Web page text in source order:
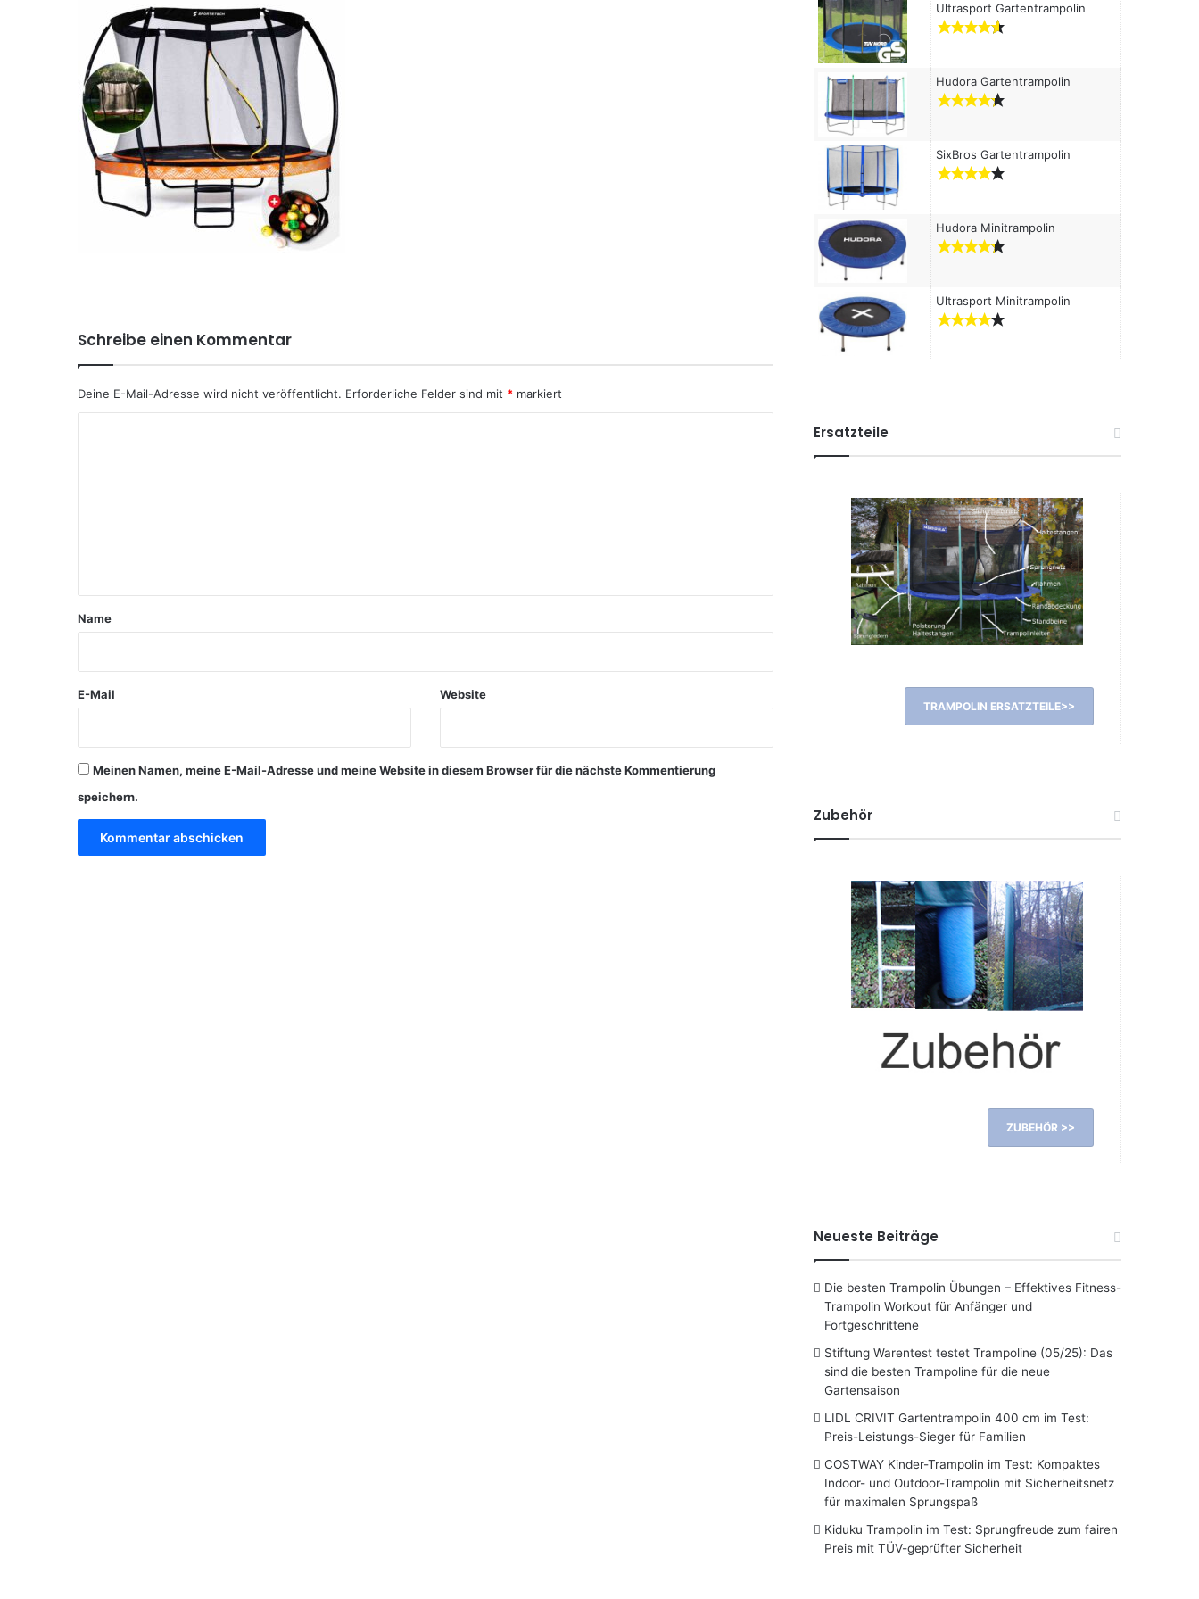
Schreibe einen Kommentar
Deine E-Mail-Adresse wird nicht veröffentlicht. Erforderliche Felder sind mit * markiert
a
Name
E-Mail Website
Meinen Namen, meine E-Mail-Adresse und meine Website in diesem Browser für die nächste Kommentierung
speichern.
Ultrasport Gartentrampolin
Hudora Gartentrampolin
SixBros Gartentrampolin
Hudora Minitrampolin
Ultrasport Minitrampolin
Ersatzteile
TRAMPOLIN ERSATZTEILE>>
Zubehör
ZUBEHÖR >>
Neueste Beiträge
Die besten Trampolin Übungen – Effektives Fitness-
Trampolin Workout für Anfänger und
Fortgeschrittene
Stiftung Warentest testet Trampoline (05/25): Das
sind die besten Trampoline für die neue
Gartensaison
LIDL CRIVIT Gartentrampolin 400 cm im Test:
Preis-Leistungs-Sieger für Familien
COSTWAY Kinder-Trampolin im Test: Kompaktes
Indoor- und Outdoor-Trampolin mit Sicherheitsnetz
für maximalen Sprungspaß
Kiduku Trampolin im Test: Sprungfreude zum fairen
Preis mit TÜV-geprüfter Sicherheit